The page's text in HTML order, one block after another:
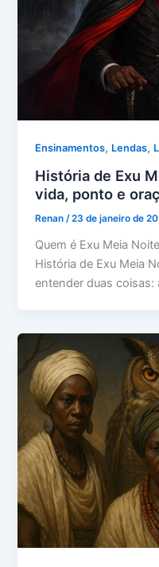
Ensinamentos, Lendas,
História de Exu
vida, ponto e
Renan/23 de janeiro de
Quem é Exu Meia
História de Exu Meia
entender duas